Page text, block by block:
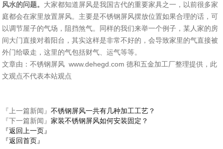
风水的问题。 大家都知道屏风是我国古代的重要家具之一，以前很多家
庭都会在家里放置屏风。主要是不锈钢屏风摆放位置如果合理的话，可
以调节屋子的气场，阻挡煞气。同样的我们来举一个例子，某人家的房
间大门直接对着阳台，其实这样是非常不好的，会导致家里的气直接被
外门给吸走，这里的气包括财气、运气等等。
文章由：不锈钢屏风 www.dehegd.com 德和五金加工厂整理提供，此
文观点不代表本站观点
『上一篇新闻』不锈钢屏风一共有几种加工工艺？
『下一篇新闻』家装不锈钢屏风如何安装固定？
『返回上一页』
『返回首页』